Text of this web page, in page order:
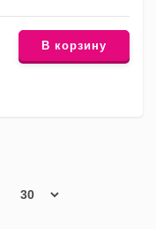
В корзину